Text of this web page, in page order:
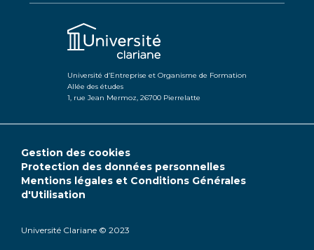
Université d’Entreprise et Organisme de Formation
Allée des études
1, rue Jean Mermoz, 26700 Pierrelatte
Université Clariane © 2023
Gestion des cookies
Protection des données personnelles
Mentions légales et Conditions Générales
d'Utilisation